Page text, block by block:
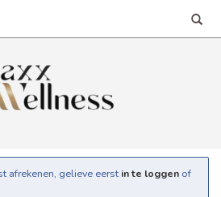
afrekenen, gelieve eerst in te loggen of